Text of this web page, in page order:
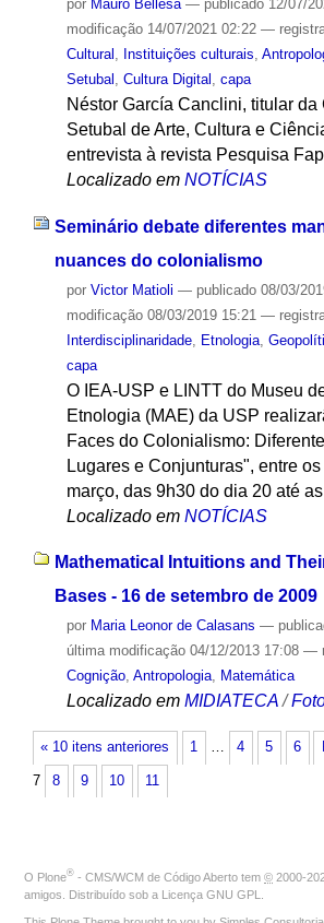
por Mauro Bellesa — publicado12/07/
modificação14/07/2021 02:22 —
Cultural
Instituições culturais
Setubal
Cultura Digital capa
Néstor García Canclini, titular da
Setubal de Arte, Cultura e
entrevista à revista Pesquisa
Localizado em NOTÍCIAS
Seminário debate diferentes
nuances do colonialismo
por Victor Matioli — publicado08/03/
modificação08/03/2019 15:21 —
Interdisciplinaridade, Etnologia,
capa
O IEA-USP e LINTT do Museu
Etnologia (MAE) da USP
Faces do Colonialismo:
Lugares e Conjunturas", entre
março, das 9h30 do dia 20 até
Localizado em NOTÍCIAS
Mathematical Intuitions and
Bases - 16 de setembro de 2009
por Maria Leonor de Calasans —
última modificação04/12/2013 17:08 —
Cognição, Antropologia, Matemática
Localizado em MIDIATECA /
« 10 itens anteriores 1 … 4 5 6
7 8 9 10 11
O Plone® - CMS/WCM de Código Aberto tem © 2000-
amigos. Distribuído sob a Licença GNU GPL